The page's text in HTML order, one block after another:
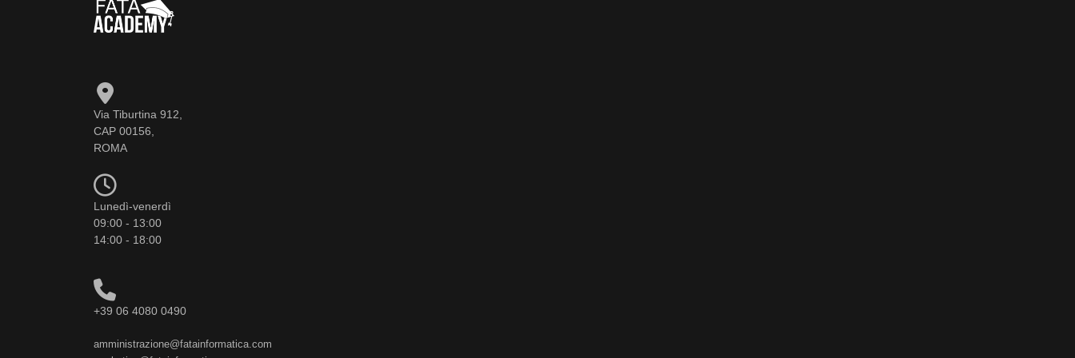
Via Tiburtina 912,
CAP 00156,
ROMA
Lunedì-venerdì
09:00 - 13:00
14:00 - 18:00
+39 06 4080 0490
amministrazione@fatainformatica.com